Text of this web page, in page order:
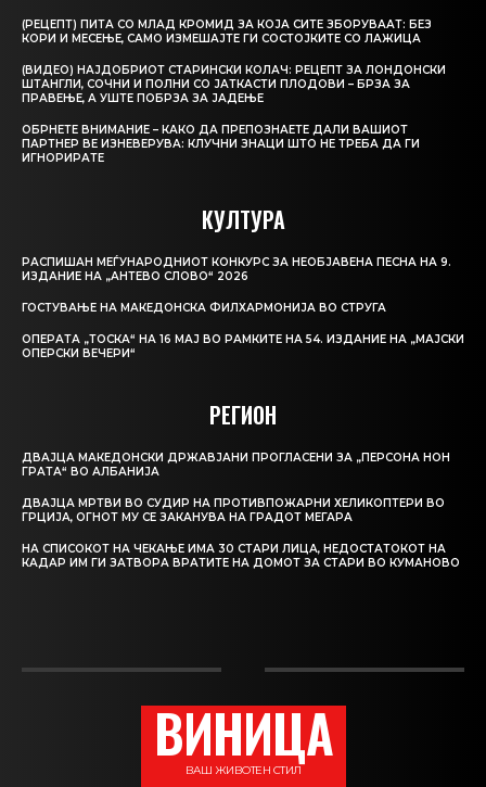
(РЕЦЕПТ) ПИТА СО МЛАД КРОМИД ЗА КОЈА СИТЕ ЗБОРУВААТ: БЕЗ
КОРИ И МЕСЕЊЕ, САМО ИЗМЕШАЈТЕ ГИ СОСТОЈКИТЕ СО ЛАЖИЦА
(ВИДЕО) НАЈДОБРИОТ СТАРИНСКИ КОЛАЧ: РЕЦЕПТ ЗА ЛОНДОНСКИ
ШТАНГЛИ, СОЧНИ И ПОЛНИ СО ЈАТКАСТИ ПЛОДОВИ – БРЗА ЗА
ПРАВЕЊЕ, А УШТЕ ПОБРЗА ЗА ЈАДЕЊЕ
ОБРНЕТЕ ВНИМАНИЕ – КАКО ДА ПРЕПОЗНАЕТЕ ДАЛИ ВАШИОТ
ПАРТНЕР ВЕ ИЗНЕВЕРУВА: КЛУЧНИ ЗНАЦИ ШТО НЕ ТРЕБА ДА ГИ
ИГНОРИРАТЕ
КУЛТУРА
РАСПИШАН МЕЃУНАРОДНИОТ КОНКУРС ЗА НЕОБЈАВЕНА ПЕСНА НА 9.
ИЗДАНИЕ НА „АНТЕВО СЛОВО“ 2026
ГОСТУВАЊЕ НА МАКЕДОНСКА ФИЛХАРМОНИЈА ВО СТРУГА
ОПЕРАТА „ТОСКА“ НА 16 МАЈ ВО РАМКИТЕ НА 54. ИЗДАНИЕ НА „МАЈСКИ
ОПЕРСКИ ВЕЧЕРИ“
РЕГИОН
ДВАЈЦА МАКЕДОНСКИ ДРЖАВЈАНИ ПРОГЛАСЕНИ ЗА „ПЕРСОНА НОН
ГРАТА“ ВО АЛБАНИЈА
ДВАЈЦА МРТВИ ВО СУДИР НА ПРОТИВПОЖАРНИ ХЕЛИКОПТЕРИ ВО
ГРЦИЈА, ОГНОТ МУ СЕ ЗАКАНУВА НА ГРАДОТ МЕГАРА
НА СПИСОКОТ НА ЧЕКАЊЕ ИМА 30 СТАРИ ЛИЦА, НЕДОСТАТОКОТ НА
КАДАР ИМ ГИ ЗАТВОРА ВРАТИТЕ НА ДОМОТ ЗА СТАРИ ВО КУМАНОВО
ВИНИЦА
ВАШ ЖИВОТЕН СТИЛ